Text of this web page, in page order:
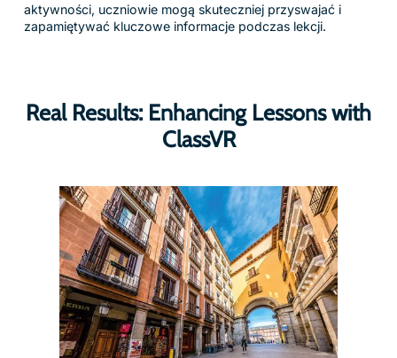
aktywności, uczniowie mogą skuteczniej przyswajać i
zapamiętywać kluczowe informacje podczas lekcji.
Real Results: Enhancing Lessons with
ClassVR